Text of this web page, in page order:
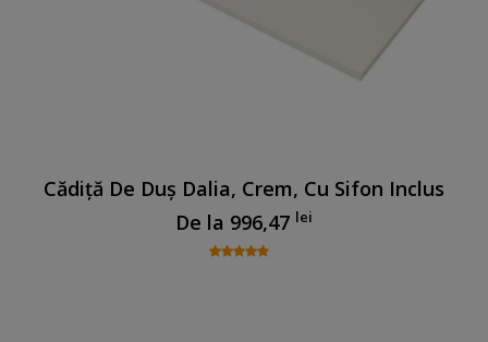
Cădiță De Duș Dalia, Crem, Cu Sifon Inclus
De la 996,47 lei